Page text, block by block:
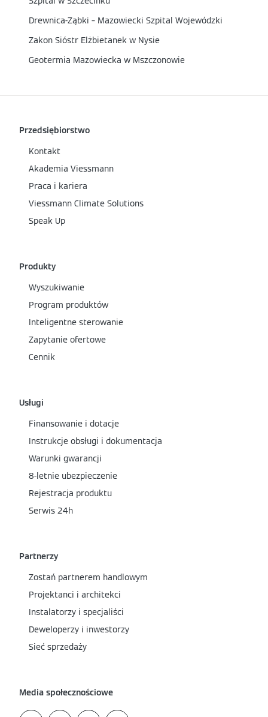
Drewnica-Ząbki – Mazowiecki Szpital Wojewódzki
Zakon Sióstr Elżbietanek w Nysie
Geotermia Mazowiecka w Mszczonowie
Przedsiębiorstwo
Kontakt
Akademia Viessmann
Praca i kariera
Viessmann Climate Solutions
Speak Up
Produkty
Wyszukiwanie
Program produktów
Inteligentne sterowanie
Zapytanie ofertowe
Cennik
Usługi
Finansowanie i dotacje
Instrukcje obsługi i dokumentacja
Warunki gwarancji
8-letnie ubezpieczenie
Rejestracja produktu
Serwis 24h
Partnerzy
Zostań partnerem handlowym
Projektanci i architekci
Instalatorzy i specjaliści
Deweloperzy i inwestorzy
Sieć sprzedaży
Media społecznościowe